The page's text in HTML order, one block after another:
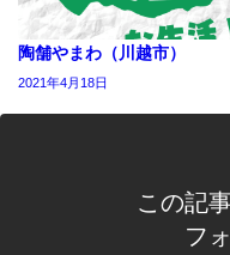
陶舗やまわ（川越市）
2021年4月18日
この記
フ